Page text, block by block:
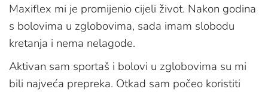
Maxiflex mi je promijenio cijeli život. Nakon godina
s bolovima u zglobovima, sada imam slobodu
kretanja i nema nelagode.
Aktivan sam sportaš i bolovi u zglobovima su mi
bili najveća prepreka. Otkad sam počeo koristiti